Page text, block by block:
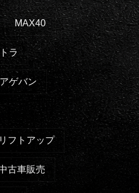
MAX40
ラ
アゲバン
フトアップ
古車販売